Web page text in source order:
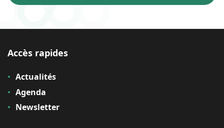
Accès rapides
Actualités
Agenda
Newsletter